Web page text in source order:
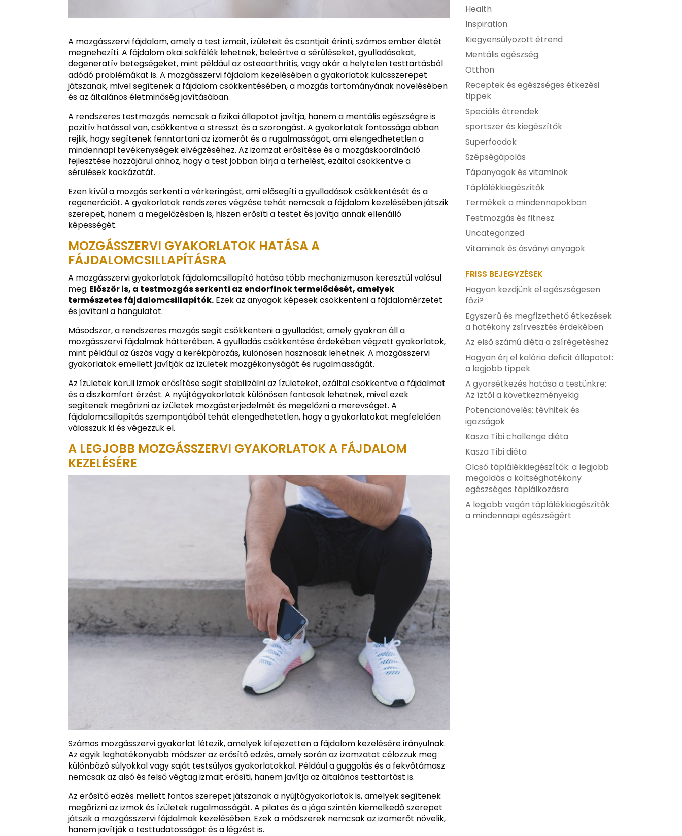
A mozgásszervi fájdalom, amely a test izmait, ízületeit és csontjait érinti, számos ember életét
megnehezíti. A fájdalom okai sokfélék lehetnek, beleértve a sérüléseket, gyulladásokat,
degeneratív betegségeket, mint például az osteoarthritis, vagy akár a helytelen testtartásból
adódó problémákat is. A mozgásszervi fájdalom kezelésében a gyakorlatok kulcsszerepet
játszanak, mivel segítenek a fájdalom csökkentésében, a mozgás tartományának növelésében
és az általános életminőség javításában.
A rendszeres testmozgás nemcsak a fizikai állapotot javítja, hanem a mentális egészségre is
pozitív hatással van, csökkentve a stresszt és a szorongást. A gyakorlatok fontossága abban
rejlik, hogy segítenek fenntartani az izomerőt és a rugalmasságot, ami elengedhetetlen a
mindennapi tevékenységek elvégzéséhez. Az izomzat erősítése és a mozgáskoordináció
fejlesztése hozzájárul ahhoz, hogy a test jobban bírja a terhelést, ezáltal csökkentve a
sérülések kockázatát.
Ezen kívül a mozgás serkenti a vérkeringést, ami elősegíti a gyulladások csökkentését és a
regenerációt. A gyakorlatok rendszeres végzése tehát nemcsak a fájdalom kezelésében játszik
szerepet, hanem a megelőzésben is, hiszen erősíti a testet és javítja annak ellenálló
képességét.
MOZGÁSSZERVI GYAKORLATOK HATÁSA A
FÁJDALOMCSILLAPÍTÁSRA
A mozgásszervi gyakorlatok fájdalomcsillapító hatása több mechanizmuson keresztül valósul
meg. Először is, a testmozgás serkenti az endorfinok termelődését, amelyek
természetes fájdalomcsillapítók. Ezek az anyagok képesek csökkenteni a fájdalomérzetet
és javítani a hangulatot.
Másodszor, a rendszeres mozgás segít csökkenteni a gyulladást, amely gyakran áll a
mozgásszervi fájdalmak hátterében. A gyulladás csökkentése érdekében végzett gyakorlatok,
mint például az úszás vagy a kerékpározás, különösen hasznosak lehetnek. A mozgásszervi
gyakorlatok emellett javítják az ízületek mozgékonyságát és rugalmasságát.
Az ízületek körüli izmok erősítése segít stabilizálni az ízületeket, ezáltal csökkentve a fájdalmat
és a diszkomfort érzést. A nyújtógyakorlatok különösen fontosak lehetnek, mivel ezek
segítenek megőrizni az ízületek mozgásterjedelmét és megelőzni a merevséget. A
fájdalomcsillapítás szempontjából tehát elengedhetetlen, hogy a gyakorlatokat megfelelően
válasszuk ki és végezzük el.
A LEGJOBB MOZGÁSSZERVI GYAKORLATOK A FÁJDALOM
KEZELÉSÉRE
Számos mozgásszervi gyakorlat létezik, amelyek kifejezetten a fájdalom kezelésére irányulnak.
Az egyik leghatékonyabb módszer az erősítő edzés, amely során az izomzatot célozzuk meg
különböző súlyokkal vagy saját testsúlyos gyakorlatokkal. Például a guggolás és a fekvőtámasz
nemcsak az alsó és felső végtag izmait erősíti, hanem javítja az általános testtartást is.
Az erősítő edzés mellett fontos szerepet játszanak a nyújtógyakorlatok is, amelyek segítenek
megőrizni az izmok és ízületek rugalmasságát. A pilates és a jóga szintén kiemelkedő szerepet
játszik a mozgásszervi fájdalmak kezelésében. Ezek a módszerek nemcsak az izomerőt növelik,
hanem javítják a testtudatosságot és a légzést is.
Health
Inspiration
Kiegyensúlyozott étrend
Mentális egészség
Otthon
Receptek és egészséges étkezési
tippek
Speciális étrendek
sportszer és kiegészítők
Superfoodok
Szépségápolás
Tápanyagok és vitaminok
Táplálékkiegészítők
Termékek a mindennapokban
Testmozgás és fitnesz
Uncategorized
Vitaminok és ásványi anyagok
FRISS BEJEGYZÉSEK
Hogyan kezdjünk el egészségesen
főzi?
Egyszerű és megfizethető étkezések
a hatékony zsírvesztés érdekében
Az első számú diéta a zsírégetéshez
Hogyan érj el kalória deficit állapotot:
a legjobb tippek
A gyorsétkezés hatása a testünkre:
Az íztől a következményekig
Potencianövelés: tévhitek és
igazságok
Kasza Tibi challenge diéta
Kasza Tibi diéta
Olcsó táplálékkiegészítők: a legjobb
megoldás a költséghatékony
egészséges táplálkozásra
A legjobb vegán táplálékkiegészítők
a mindennapi egészségért